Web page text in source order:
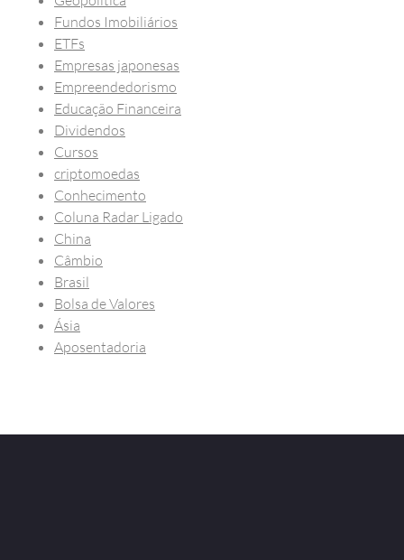
Fundos Imobiliários
ETFs
Empresas japonesas
Empreendedorismo
Educação Financeira
Dividendos
Cursos
criptomoedas
Conhecimento
Coluna Radar Ligado
China
Câmbio
Brasil
Bolsa de Valores
Ásia
Aposentadoria